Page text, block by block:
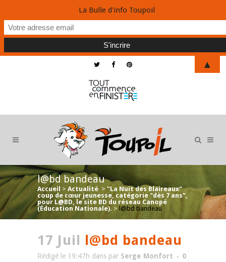
l@bd bandeau
Accueil > Actualité > "La Nuit des Blaireaux"
coup de cœur jeunesse, catégorie "dès 7 ans",
pour L@BD, le site BD du réseau Canopé
(Éducation Nationale). > l@bd bandeau
17 Juil l@bd bandeau
Rédigé le 19:47h dans par Serge Monfort
0
La Bulle d'info Toupoil
▲